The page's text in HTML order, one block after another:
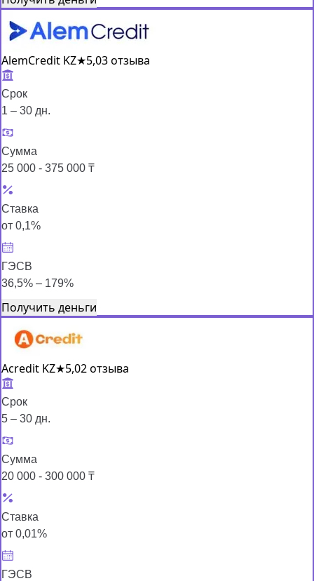
AlemCredit KZ★5,03 отзыва
Срок
1 – 30 дн.
Сумма
25 000 - 375 000 ₸
Ставка
от 0,1%
ГЭСВ
36,5% – 179%
Получить деньги
Acredit KZ★5,02 отзыва
Срок
5 – 30 дн.
Сумма
20 000 - 300 000 ₸
Ставка
от 0,01%
ГЭСВ